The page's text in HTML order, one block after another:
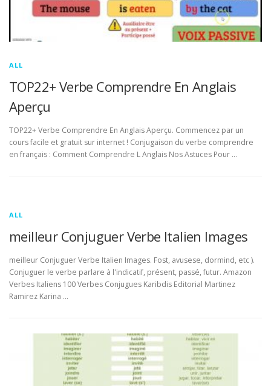
ALL
TOP22+ Verbe Comprendre En Anglais
Aperçu
TOP22+ Verbe Comprendre En Anglais Aperçu. Commencez par un
cours facile et gratuit sur internet ! Conjugaison du verbe comprendre
en français : Comment Comprendre L Anglais Nos Astuces Pour …
ALL
meilleur Conjuguer Verbe Italien Images
meilleur Conjuguer Verbe Italien Images. Fost, avusese, dormind, etc ).
Conjuguer le verbe parlare à l'indicatif, présent, passé, futur. Amazon
Verbes Italiens 100 Verbes Conjugues Karibdis Editorial Martinez
Ramirez Karina …